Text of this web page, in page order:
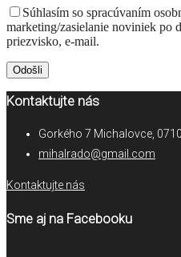
Súhlasím so spracúvaním
marketing/zasielanie noviniek po
priezvisko, e-mail.
Kontaktujte nás
Gorkého 7 Michalovce,
mihalrado@gmail.com
Kontaktujte nás
Sme aj na Facebooku